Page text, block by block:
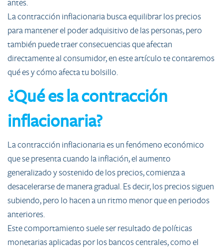
antes.
La contracción inflacionaria busca equilibrar los precios
para mantener el poder adquisitivo de las personas, pero
también puede traer consecuencias que afectan
directamente al consumidor, en este artículo te contaremos
qué es y cómo afecta tu bolsillo.
¿Qué es la contracción
inflacionaria?
La contracción inflacionaria es un fenómeno económico
que se presenta cuando la inflación, el aumento
generalizado y sostenido de los precios, comienza a
desacelerarse de manera gradual. Es decir, los precios siguen
subiendo, pero lo hacen a un ritmo menor que en periodos
anteriores.
Este comportamiento suele ser resultado de políticas
monetarias aplicadas por los bancos centrales, como el